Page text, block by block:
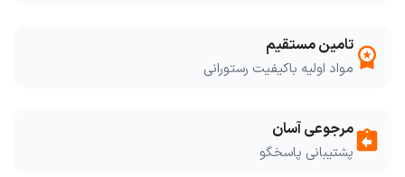
workspace_premium تامین مستقیم
مواد اولیه باکیفیت رستورانی
assignment_returnمرجوعی آسان
پشتیبانی پاسخگو